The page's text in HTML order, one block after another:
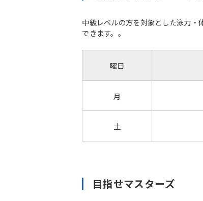
中級レベルの方を対象とした泳力・
できます。。
曜日
月
土
目指せマスターズ